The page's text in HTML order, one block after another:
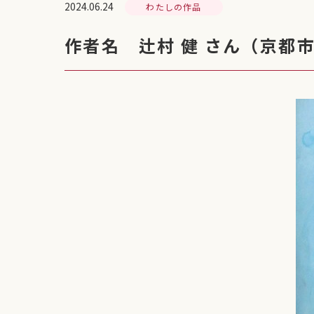
2024.06.24 わたしの作品
作者名 辻村 健 さん（京都